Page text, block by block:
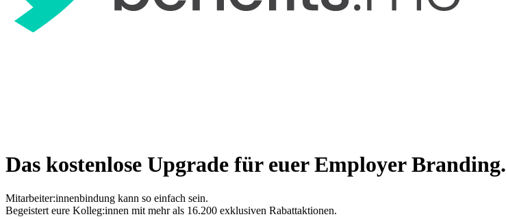
Das kostenlose Upgrade für euer Employer Branding.
Mitarbeiter:innenbindung kann so einfach sein.
Begeistert eure Kolleg:innen mit mehr als 16.200 exklusiven Rabattaktionen.